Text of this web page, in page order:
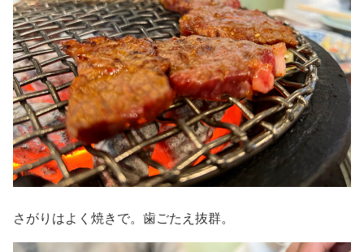
さがりはよく焼きで。歯ごたえ抜群。